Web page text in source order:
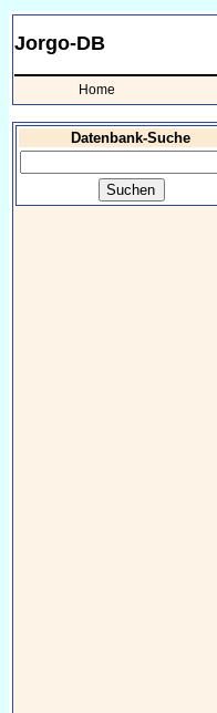
Jorgo-DB
Home
Datenbank-Suche